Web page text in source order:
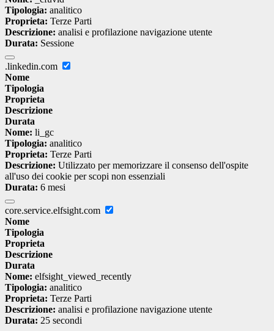
Tipologia: analitico
Proprieta: Terze Parti
Descrizione: analisi e profilazione navigazione utente
Durata: Sessione
.linkedin.com
Nome
Tipologia
Proprieta
Descrizione
Durata
Nome: li_gc
Tipologia: analitico
Proprieta: Terze Parti
Descrizione: Utilizzato per memorizzare il consenso dell'ospite
all'uso dei cookie per scopi non essenziali
Durata: 6 mesi
core.service.elfsight.com
Nome
Tipologia
Proprieta
Descrizione
Durata
Nome: elfsight_viewed_recently
Tipologia: analitico
Proprieta: Terze Parti
Descrizione: analisi e profilazione navigazione utente
Durata: 25 secondi